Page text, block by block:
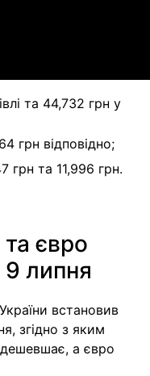
та 44,732 грн у
грн відповідно;
грн та 11,996 грн.
євро
липня
встановив
згідно з яким
а євро